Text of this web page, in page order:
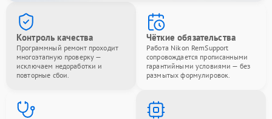
Контроль качества
Программный ремонт проходит
многоэтапную проверку —
исключаем недоработки и
повторные сбои.
Чёткие обязательства
Работа Nikon RemSupport
сопровождается прописанными
гарантийными условиями — без
размытых формулировок.